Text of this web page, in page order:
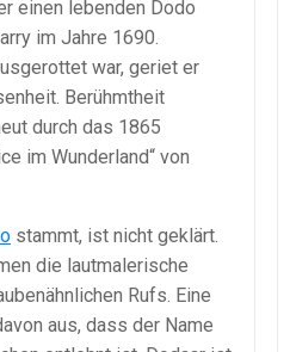
einen lebenden Dodo
im Jahre 1690.
war, geriet er
Berühmtheit
durch das 1865
im Wunderland“ von
stammt, ist nicht geklärt.
die lautmalerische
Rufs. Eine
aus, dass der Name